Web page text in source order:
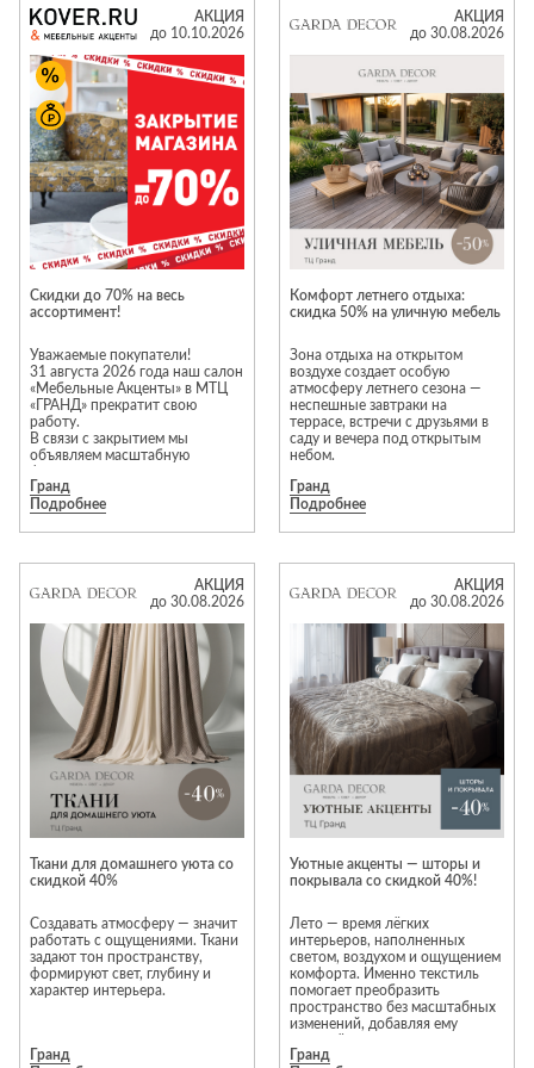
сна
Кровати
Матрасы
Товары для сна
Кухонные
гарнитуры
Напольные
покрытия
Обои
Плитка
Спецобувь
Спецодежда
Средства
индивидуальной
бутиках Togas.
Предложение не суммируется с
другими акциями и
предложениями.
Бонусы по программе
лояльности не начисляются и
не списываются на товары,
купленные со скидкой.
Количество товаров,
участвующих в акции,
ограничено.
Подробную информацию об
акции можно узнать в бутике
Togas на 1 этаже
философии эстетичного образа
жизни, показывая, как изящно
интегрировать комфорт в
путешествия: натуральные
материалы, продуманные
силуэты и инновационные
волокна.
Контраст белых скал и чистой
бирюзовой воды стал
естественным продолжением
цветовой палитры коллекций.
Легкие ткани повторяют
движения морского бриза, а
природные оттенки передают
каждая деталь пребывает в
идеальном равновесии.
источник вдохновения, в
котором сочетаются греческое
наследие и элегантность,
рожденная временем.
Погрузитесь в эстетику
комфортного отдыха в бутике
центра «Гранд».
АКЦИЯ
до 10.10.2026
Cкидки до 70% на весь
ассортимент!
Уважаемые покупатели!
31 августа 2026 года наш салон
«Мебельные Акценты» в МТЦ
«ГРАНД» прекратит свою
работу.
В связи с закрытием мы
объявляем масштабную
скидки от 50% до 70% на весь
ликвидируемый ассортимент!
прихожей по очень выгодным
В распродаже вас ждут:
● журнальные и кофейные
● диваны и кресла;
● стулья и пуфы;
● комоды, консоли, тумбы;
● дизайнерские светильники;
● зеркала, статуэтки, вазы,
настенный декор.
Предметы из ценных пород
древесины, натурального
камня, металла и стекла
впишутся в любой
современный или классический
интерьер и порадуют
долговечностью.
Всю мебель из салона можно
Гранд
Подробнее
АКЦИЯ
до 30.08.2026
Комфорт летнего отдыха:
скидка 50% на уличную мебель
Зона отдыха на открытом
воздухе создает особую
атмосферу летнего сезона —
неспешные завтраки на
террасе, встречи с друзьями в
саду и вечера под открытым
небом.
сочетая выразительный дизайн,
долговечные материалы и
безупречное качество
исполнения.
В рамках специального
предложения избранные
модели доступны со скидками
до 50%. Количество моделей,
участвующих в акции,
ограничено. Предложение
действует, пока изделия есть в
наличии.
Гранд
Подробнее
АКЦИЯ
до 30.08.2026
Ткани для домашнего уюта со
скидкой 40%
Создавать атмосферу — значит
работать с ощущениями. Ткани
задают тон пространству,
формируют свет, глубину и
характер интерьера.
До 31 августа включительно —
Гранд
АКЦИЯ
до 30.08.2026
Уютные акценты — шторы и
покрывала со скидкой 40%!
Лето — время лёгких
интерьеров, наполненных
светом, воздухом и ощущением
комфорта. Именно текстиль
помогает преобразить
пространство без масштабных
изменений, добавляя ему
индивидуальность.
Гранд